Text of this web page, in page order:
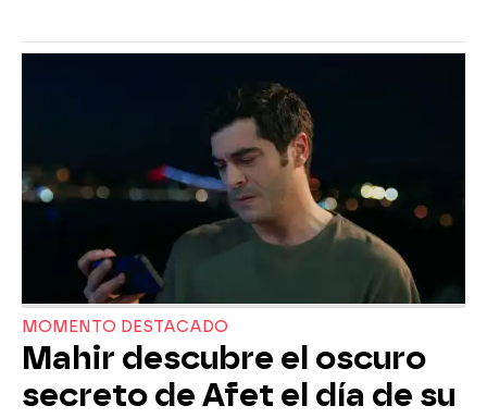
MOMENTO DESTACADO
Mahir descubre el oscuro
secreto de Afet el día de su